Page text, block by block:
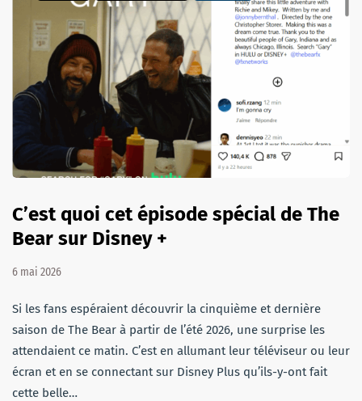
C’est quoi cet épisode spécial de The
Bear sur Disney +
6 mai 2026
Si les fans espéraient découvrir la cinquième et dernière
saison de The Bear à partir de l’été 2026, une surprise les
attendaient ce matin. C’est en allumant leur téléviseur ou leur
écran et en se connectant sur Disney Plus qu’ils-y-ont fait
cette belle…